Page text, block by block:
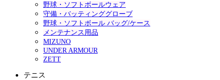
野球・ソフトボールウェア
守備・バッティンググローブ
野球・ソフトボール バッグ/ケース
メンテナンス用品
MIZUNO
UNDER ARMOUR
ZETT
テニス